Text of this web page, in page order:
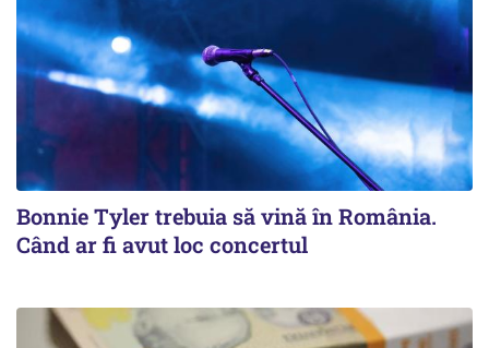
Bonnie Tyler trebuia să vină în România.
Când ar fi avut loc concertul